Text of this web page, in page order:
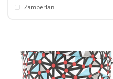
Zamberlan